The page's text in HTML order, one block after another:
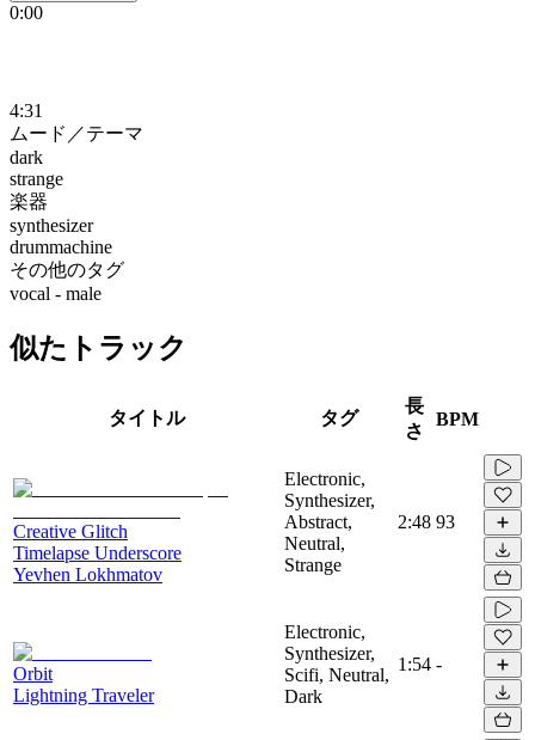
0:00
4:31
ムード／テーマ
dark
strange
楽器
synthesizer
drummachine
その他のタグ
vocal - male
似たトラック
タイトル タグ
長
さ
BPM
Creative Glitch
Timelapse Underscore
Yevhen Lokhmatov
Electronic,
Synthesizer,
Abstract,
Neutral,
Strange
2:48 93
Orbit
Lightning Traveler
Electronic,
Synthesizer,
Scifi, Neutral,
Dark
1:54 -